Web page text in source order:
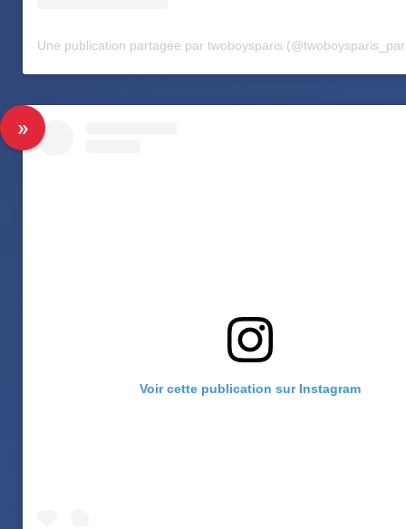
Une publication partagée par twoboysparis
Voir cette publication sur Instagram